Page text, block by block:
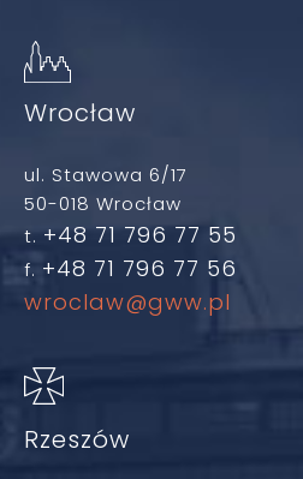
Wrocław
ul. Stawowa 6/17
50-018 Wrocław
t. +48 71 796 77 55
f. +48 71 796 77 56
wroclaw@gww.pl
Rzeszów